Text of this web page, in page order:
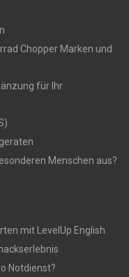
Chopper Marken und
für Ihr
Menschen aus?
mit LevelUp English
Notdienst?